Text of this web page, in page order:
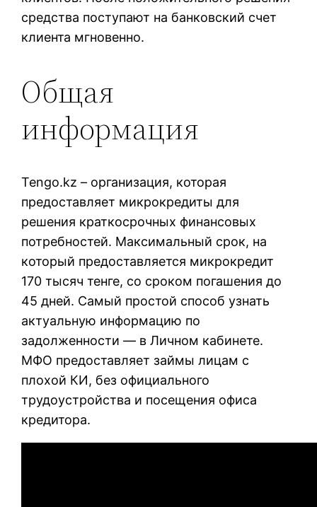
средства поступают на банковский счет
клиента мгновенно.
Общая
информация
Tengo.kz – организация, которая
предоставляет микрокредиты для
решения краткосрочных финансовых
потребностей. Максимальный срок, на
который предоставляется микрокредит
170 тысяч тенге, со сроком погашения до
45 дней. Самый простой способ узнать
актуальную информацию по
задолженности — в Личном кабинете.
МФО предоставляет займы лицам с
плохой КИ, без официального
трудоустройства и посещения офиса
кредитора.